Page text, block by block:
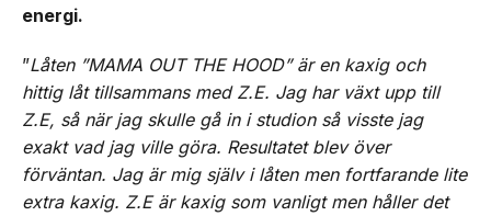
energi.
”Låten ”MAMA OUT THE HOOD” är en kaxig och
hittig låt tillsammans med Z.E. Jag har växt upp till
Z.E, så när jag skulle gå in i studion så visste jag
exakt vad jag ville göra. Resultatet blev över
förväntan. Jag är mig själv i låten men fortfarande lite
extra kaxig. Z.E är kaxig som vanligt men håller det